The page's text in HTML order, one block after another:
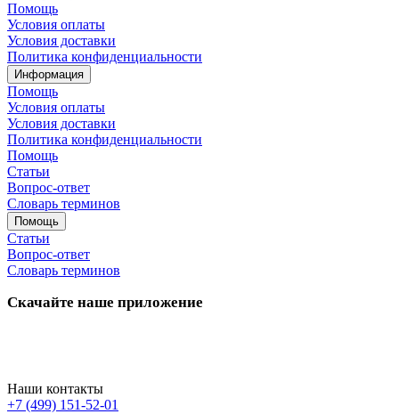
Помощь
Условия оплаты
Условия доставки
Политика конфиденциальности
Информация
Помощь
Условия оплаты
Условия доставки
Политика конфиденциальности
Помощь
Статьи
Вопрос-ответ
Словарь терминов
Помощь
Статьи
Вопрос-ответ
Словарь терминов
Скачайте наше приложение
Наши контакты
+7 (499) 151-52-01